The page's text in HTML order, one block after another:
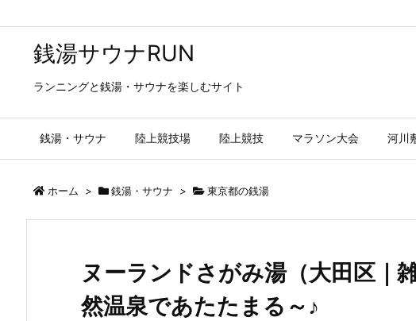
銭湯サウナRUN
ランニングと銭湯・サウナを楽しむサイト
銭湯・サウナ 陸上競技場 陸上競技 マラソン大会 河川
ホーム > 銭湯・サウナ > 東京都の銭湯
ヌーランドさがみ湯（大田区｜
然温泉であたたまる～♪